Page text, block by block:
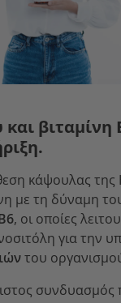
βιταμίνη
κάψουλας
με τη δύναμη
, οι οποίες
για την
του
συνδυασμός